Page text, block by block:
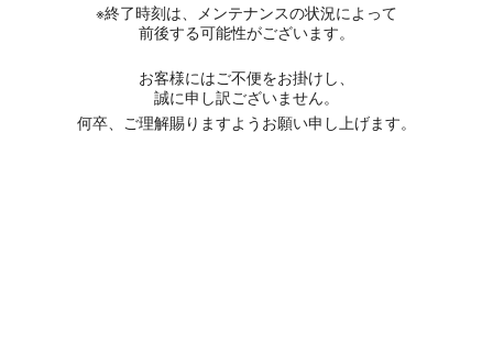
※終了時刻は、メンテナンスの状況によって
前後する可能性がございます。
お客様にはご不便をお掛けし、
誠に申し訳ございません。
何卒、ご理解賜りますようお願い申し上げます。